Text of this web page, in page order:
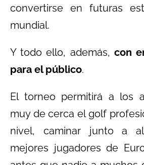
convertirse en futuras
mundial.
Y todo ello, además, con
para el público.
El torneo permitirá a los
muy de cerca el golf
nivel, caminar junto a
mejores jugadores de